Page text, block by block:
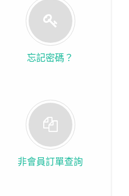
忘記密碼？
非會員訂單查詢